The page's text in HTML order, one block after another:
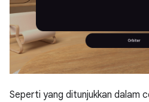
Seperti yang ditunjukkan dalam